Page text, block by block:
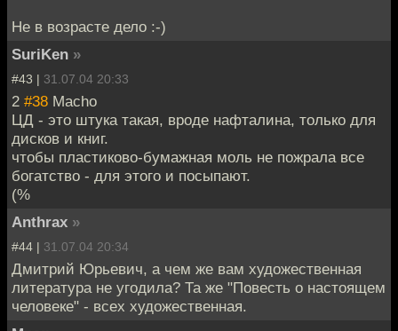
Не в возрасте дело :-)
SuriKen »
#43 | 31.07.04 20:33
2 #38 Macho
ЦД - это штука такая, вроде нафталина, только для
дисков и книг.
чтобы пластиково-бумажная моль не пожрала все
богатство - для этого и посыпают.
(%
Anthrax »
#44 | 31.07.04 20:34
Дмитрий Юрьевич, а чем же вам художественная
литература не угодила? Та же "Повесть о настоящем
человеке" - всех художественная.